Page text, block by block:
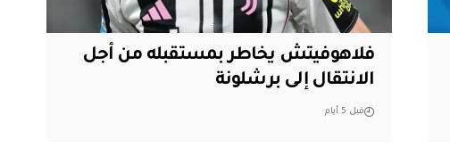
فلاهوفيتش يخاطر بمستقبله من أجل
الانتقال إلى برشلونة
قبل 5 أيام